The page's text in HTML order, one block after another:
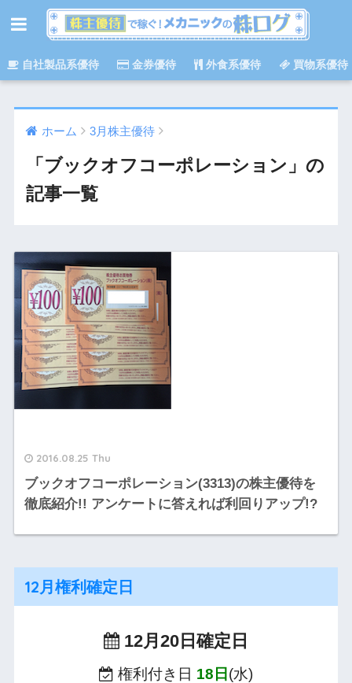
自社製品系優待 金券優待 外食系優待 買物系優待
ホーム 3月株主優待
「ブックオフコーポレーション」の
記事一覧
2016.08.25 Thu
ブックオフコーポレーション(3313)の株主優待を
徹底紹介!! アンケートに答えれば利回りアップ!?
12月権利確定日
12月20日確定日
権利付き日 18日 (水)